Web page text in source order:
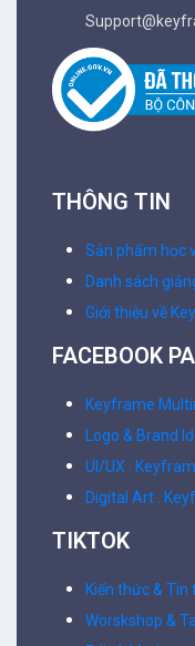
THÔNG TIN
Sản phẩm học
Danh sách
Giới thiệu về
FACEBOOK
Keyframe
Logo & Brand
UI/UX .
Digital Art .
TIKTOK
Kiến thức & Tin
Worskshop &